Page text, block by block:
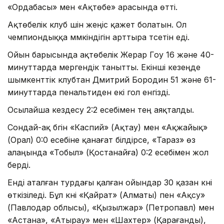
«Ордабасы» мен «Ақтөбе» арасында өтті.
Ақтөбелік клуб үшін жеңіс қажет болатын. Ол
чемпиондыққа мүмкіндігін арттыра түсетін еді.
Ойын барысында ақтөбелік Жерар Гоу 16 және 40-
минуттарда мергендік танытты. Екінші кезеңде
шымкенттік клубтан Дмитрий Бородин 51 және 61-
минуттарда пенальтиден екі гол енгізді.
Осылайша кездесу 2:2 есебімен тең аяқталды.
Сондай-ақ бүгін «Каспий» (Ақтау) мен «Ақжайық»
(Орал) 0:0 есебіне қанағат білдірсе, «Тараз» өз
алаңында «Тобыл» (Қостанайға) 0:2 есебімен жол
берді.
Енді аталған турдағы қалған ойындар 30 қазан күні
өткізіледі. Бұл күні «Қайрат» (Алматы) пен «Ақсу»
(Павлодар облысы), «Қызылжар» (Петропавл) мен
«Астана», «Атырау» мен «Шахтер» (Қарағанды),